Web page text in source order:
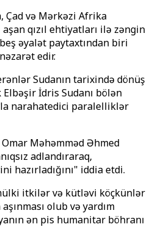
Çad və Mərkəzi Afrika
qızıl ehtiyatları ilə zəngin
əyalət paytaxtından biri
edir.
Sudanın tarixində dönüş
İdris Sudanı bölən
narahatedici paralelliklər
Məhəmməd Əhmed
adlandıraraq,
hazırladığını" iddia etdi.
itkilər və kütləvi köçkünlər
olub və yardım
ən pis humanitar böhranı